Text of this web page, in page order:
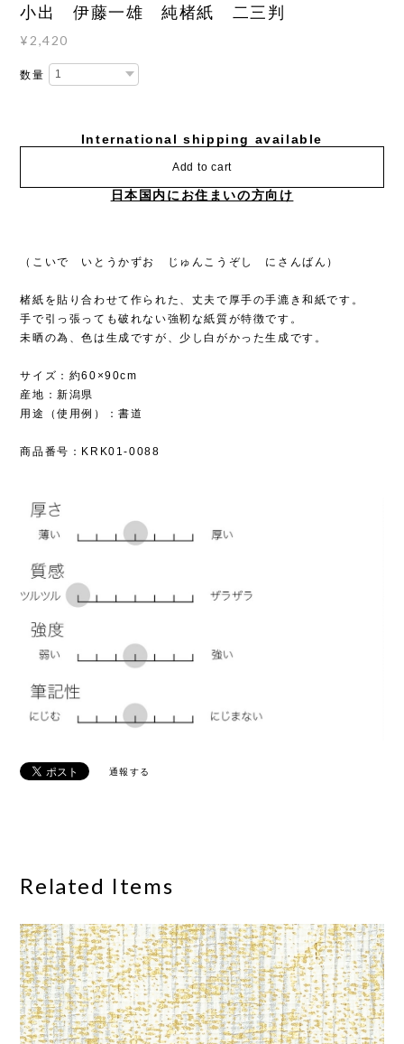
小出 伊藤一雄 純楮紙 二三判
¥2,420
数量
International shipping available
Add to cart
日本国内にお住まいの方向け
（こいで いとうかずお じゅんこうぞし にさんばん）
楮紙を貼り合わせて作られた、丈夫で厚手の手漉き和紙です。
手で引っ張っても破れない強靭な紙質が特徴です。
未晒の為、色は生成ですが、少し白がかった生成です。
サイズ：約60×90cm
産地：新潟県
用途（使用例）：書道
商品番号：KRK01-0088
通報する
Related Items